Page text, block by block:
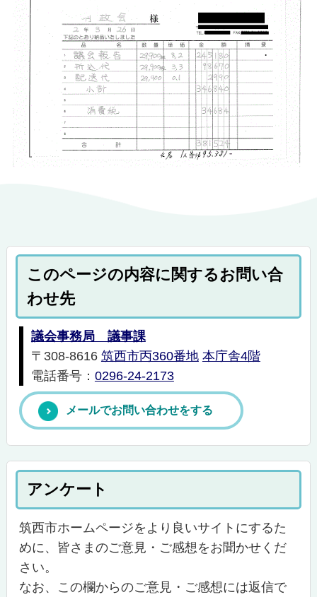
このページの内容に関するお問い合
わせ先
議会事務局 議事課
〒308-8616 筑西市丙360番地 本庁舎4階
電話番号： 0296-24-2173
メールでお問い合わせをする
アンケート
筑西市ホームページをより良いサイトにするた
めに、皆さまのご意見・ご感想をお聞かせくだ
さい。
なお、この欄からのご意見・ご感想には返信で